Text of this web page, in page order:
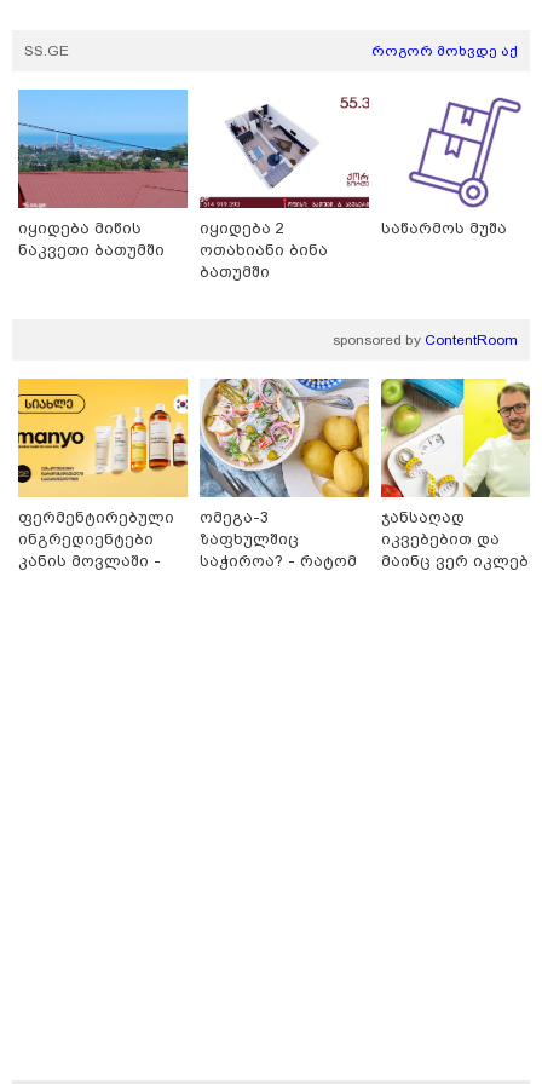
20:23 / 06-08-2026
"არავითარი საპანიკო, არავითარი დაავადება არ
SS.GE როგორ მოხვდე აქ
იყიდება მიწის
ნაკვეთი ბათუმში
იყიდება 2
ოთახიანი ბინა
ბათუმში
საწარმოს მუშა
sponsored by ContentRoom
ფერმენტირებული
ინგრედიენტები
კანის მოვლაში -
ომეგა-3
ზაფხულშიც
საჭიროა? - რატომ
ჯანსაღად
იკვებებით და
მაინც ვერ იკლებთ